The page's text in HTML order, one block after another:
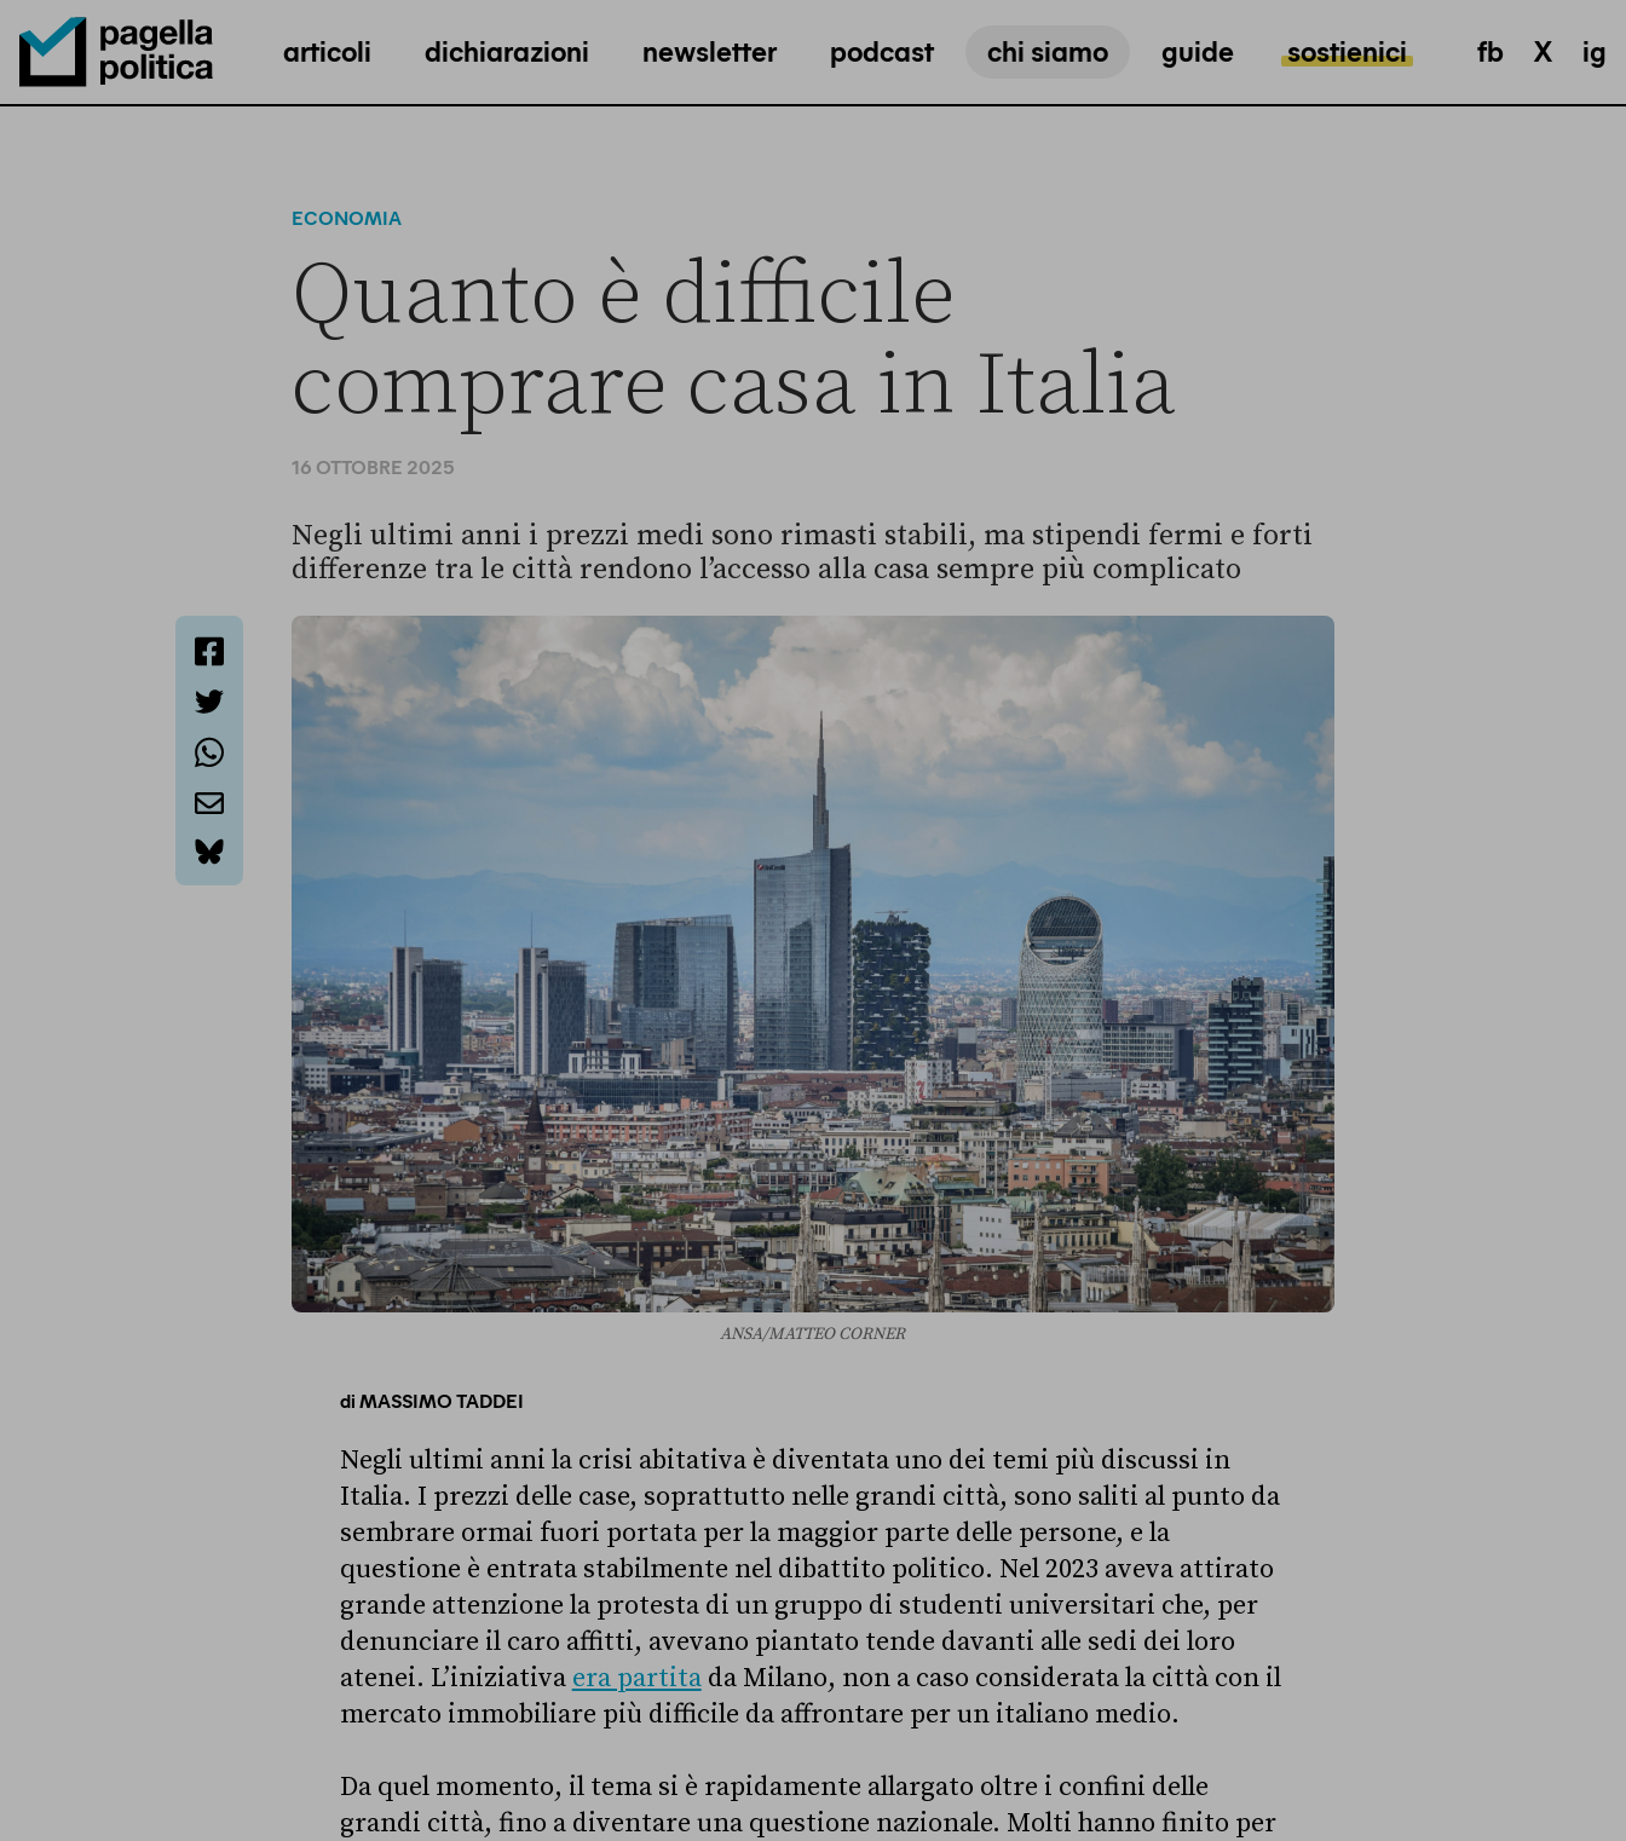
Pagella Politica Logo
articoli dichiarazioni newsletter podcast chi siamo guide sostienici fb X ig
ECONOMIA
Quanto è difficile
comprare casa in Italia
16 OTTOBRE 2025
bluesky
Negli ultimi anni i prezzi medi sono rimasti stabili, ma stipendi fermi e forti
differenze tra le città rendono l’accesso alla casa sempre più complicato
ANSA/MATTEO CORNER
diMASSIMO TADDEI
Negli ultimi anni la crisi abitativa è diventata uno dei temi più discussi in
Italia. I prezzi delle case, soprattutto nelle grandi città, sono saliti al punto da
sembrare ormai fuori portata per la maggior parte delle persone, e la
questione è entrata stabilmente nel dibattito politico. Nel 2023 aveva attirato
grande attenzione la protesta di un gruppo di studenti universitari che, per
denunciare il caro affitti, avevano piantato tende davanti alle sedi dei loro
atenei. L’iniziativa era partitada Milano, non a caso considerata la città con il
mercato immobiliare più difficile da affrontare per un italiano medio.
Da quel momento, il tema si è rapidamente allargato oltre i confini delle
grandi città, fino a diventare una questione nazionale. Molti hanno finito per